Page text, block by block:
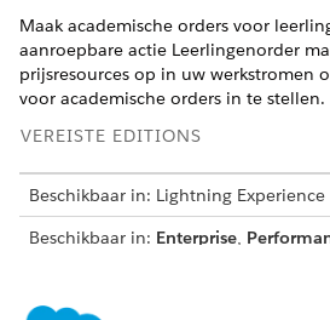
Maak academische orders voor
aanroepbare actie Leerlingenorder
prijsresources op in uw werkstromen
voor academische orders in te stellen.
VEREISTE EDITIONS
Beschikbaar in: Lightning Experience
Beschikbaar in: Enterprise,
Gebruik voor het maken van een